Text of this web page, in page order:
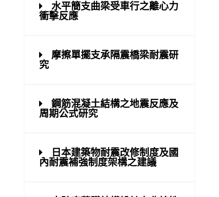
水平簡支曲梁受車行之離心力
衝擊反應
摩擦單擺支承隔震橋梁耐震研
究
鋼筋混凝土結構之地震反應及
周期公式研究
日本建築物耐震改修制度及國
內耐震補強制度架構之建議